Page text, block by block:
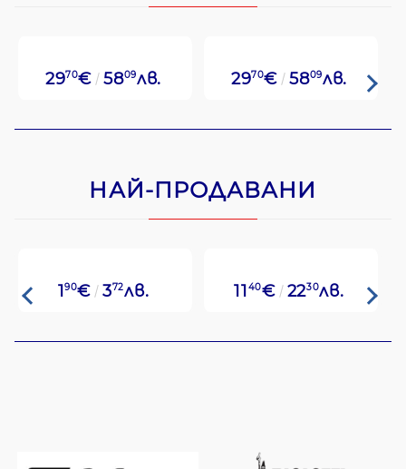
2970€ 5809лв. 2970€ 5809лв.
НАЙ-ПРОДАВАНИ
190€ 372лв. 11 40€ 2230лв.